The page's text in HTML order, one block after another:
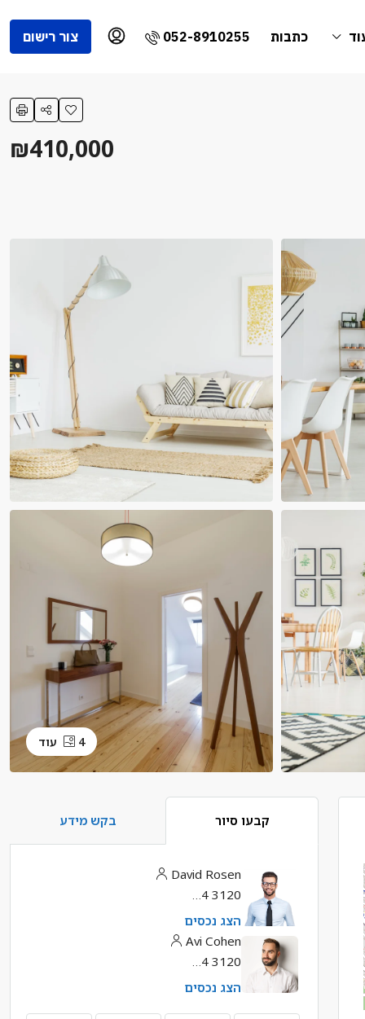
כתבות 052-8910255 צור רישום
₪410,000
4 עוד
קבעו סיור בקש מידע
David Rosen
(987) 654 3120
הצג נכסים
Avi Cohen
(987) 654 3120
הצג נכסים